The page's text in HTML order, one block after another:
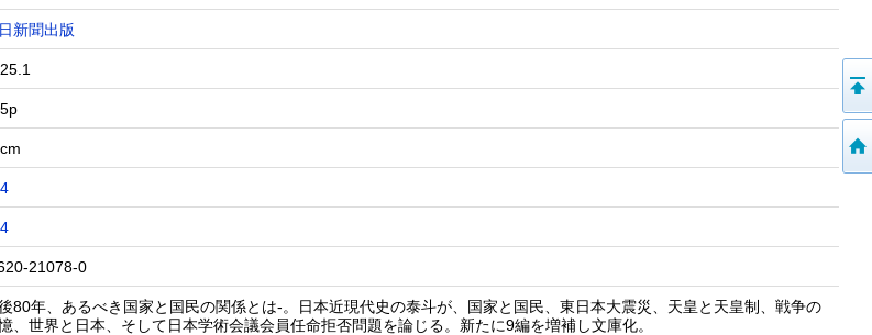
新聞出版
21078-0
80年、あるべき国家と国民の関係とは-。日本近現代史の泰斗が、国家と国民、東日本大震災、天皇と天皇制、戦争の
、世界と日本、そして日本学術会議会員任命拒否問題を論じる。新たに9編を増補し文庫化。